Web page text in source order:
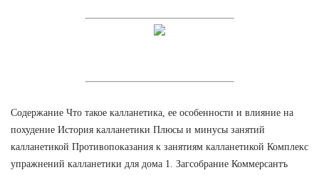
Содержание Что такое калланетика, ее особенности и влияние на
похудение История калланетики Плюсы и минусы занятий
калланетикой Противопоказания к занятиям калланетикой Комплекс
упражнений калланетики для дома 1. Загсобрание Коммерсантъ